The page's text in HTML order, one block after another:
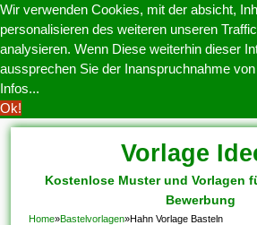
Wir verwenden Cookies, mit der absicht,
personalisieren des weiteren unseren
analysieren. Wenn Diese weiterhin dieser
aussprechen Sie der Inanspruchnahme
Infos...
Ok!
Vorlage
Kostenlose Muster und Vorlagen
Bewerbung
Home»Bastelvorlagen»Hahn Vorlage Basteln